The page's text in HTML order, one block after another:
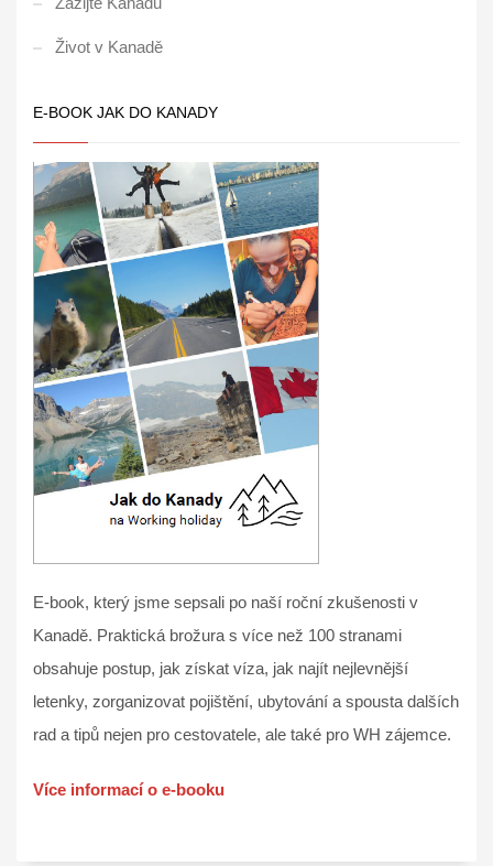
Život v Kanadě
E-BOOK JAK DO KANADY
E-book, který jsme sepsali po naší roční zkušenosti v
Kanadě. Praktická brožura s více než 100 stranami
obsahuje postup, jak získat víza, jak najít nejlevnější
letenky, zorganizovat pojištění, ubytování a spousta dalších
rad a tipů nejen pro cestovatele, ale také pro WH zájemce.
Více informací o e-booku